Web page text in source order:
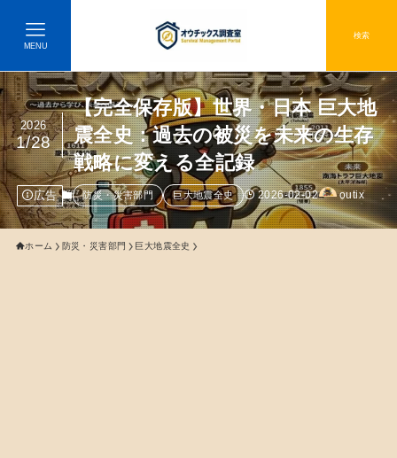
検索
MENU
【完全保存版】世界・日本 巨大地
震全史：過去の被災を未来の生存
戦略に変える全記録
2026
1/28
広告 防災・災害部門 巨大地震全史 2026-02-02 outix
ホーム 防災・災害部門 巨大地震全史